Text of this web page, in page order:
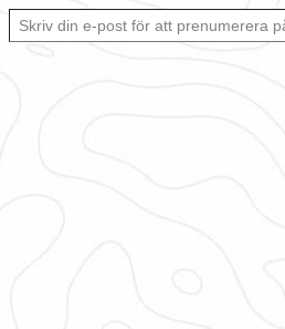
Hoppa
Skriv din e-post för att prenumerera på bloggen… Ett enkelt sätt att hålla sig uppdaterad automatiskt.